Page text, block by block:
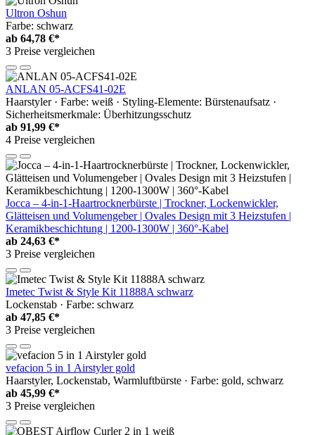
Ultron Oshun
Farbe: schwarz
ab 64,78 €*
3 Preise vergleichen
ANLAN 05-ACFS41-02E
Haarstyler · Farbe: weiß · Styling-Elemente: Bürstenaufsatz ·
Sicherheitsmerkmale: Überhitzungsschutz
ab 91,99 €*
4 Preise vergleichen
Jocca – 4-in-1-Haartrocknerbürste | Trockner, Lockenwickler,
Glätteisen und Volumengeber | Ovales Design mit 3 Heizstufen |
Keramikbeschichtung | 1200-1300W | 360°-Kabel
ab 24,63 €*
3 Preise vergleichen
Imetec Twist & Style Kit 11888A schwarz
Lockenstab · Farbe: schwarz
ab 47,85 €*
3 Preise vergleichen
vefacion 5 in 1 Airstyler gold
Haarstyler, Lockenstab, Warmluftbürste · Farbe: gold, schwarz
ab 45,99 €*
3 Preise vergleichen